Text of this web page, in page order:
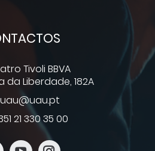
Tivoli BBVA
da Liberdade, 182A
uau@uau.pt
21 330 35 00